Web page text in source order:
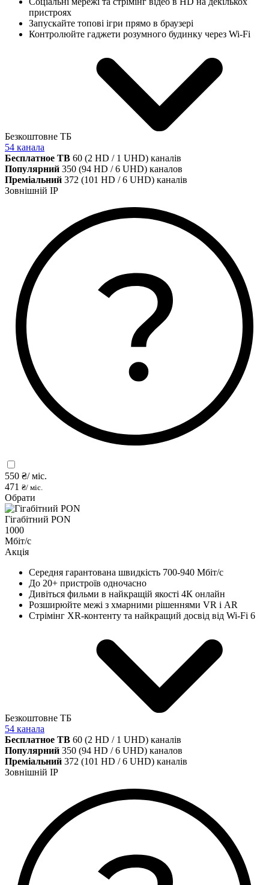
пристроях
Запускайте топові ігри прямо в браузері
Контролюйте гаджети розумного будинку через Wi-Fi
Безкоштовне ТБ
54 канала
Бесплатное ТВ 60 (2 HD / 1 UHD) каналів
Популярний 350 (94 HD / 6 UHD) каналов
Преміальний 372 (101 HD / 6 UHD) каналів
Зовнішній IP
550 ₴/ міс.
471 ₴/ міс.
Обрати
Гігабітний PON
1000
Мбіт/с
Акція
Середня гарантована швидкість 700-940 Мбіт/с
До 20+ пристроїв одночасно
Дивіться фильми в найкращій якості 4К онлайн
Розширюйте межі з хмарними рішеннями VR і AR
Стрімінг XR-контенту та найкращий досвід від Wi-Fi 6
Безкоштовне ТБ
54 канала
Бесплатное ТВ 60 (2 HD / 1 UHD) каналів
Популярний 350 (94 HD / 6 UHD) каналов
Преміальний 372 (101 HD / 6 UHD) каналів
Зовнішній IP